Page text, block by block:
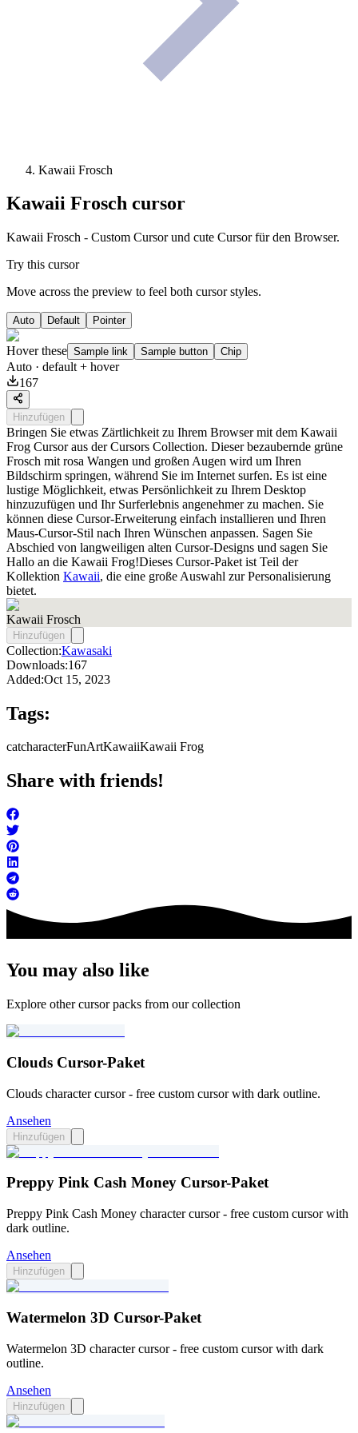
Kawaii Frosch
Kawaii Frosch cursor
Kawaii Frosch - Custom Cursor und cute Cursor für den Browser.
Try this cursor
Move across the preview to feel both cursor styles.
Auto Default Pointer
Hover these Sample link Sample button Chip
Auto · default + hover
167
Hinzufügen
Bringen Sie etwas Zärtlichkeit zu Ihrem Browser mit dem Kawaii
Frog Cursor aus der Cursors Collection. Dieser bezaubernde grüne
Frosch mit rosa Wangen und großen Augen wird um Ihren
Bildschirm springen, während Sie im Internet surfen. Es ist eine
lustige Möglichkeit, etwas Persönlichkeit zu Ihrem Desktop
hinzuzufügen und Ihr Surferlebnis angenehmer zu machen. Sie
können diese Cursor-Erweiterung einfach installieren und Ihren
Maus-Cursor-Stil nach Ihren Wünschen anpassen. Sagen Sie
Abschied von langweiligen alten Cursor-Designs und sagen Sie
Hallo an die Kawaii Frog!Dieses Cursor-Paket ist Teil der
Kollektion Kawaii, die eine große Auswahl zur Personalisierung
bietet.
Kawaii Frosch
Hinzufügen
Collection:Kawasaki
Downloads:167
Added:Oct 15, 2023
Tags:
catcharacterFunArtKawaiiKawaii Frog
Share with friends!
You may also like
Explore other cursor packs from our collection
Clouds Cursor-Paket
Clouds character cursor - free custom cursor with dark outline.
Ansehen
Hinzufügen
Preppy Pink Cash Money Cursor-Paket
Preppy Pink Cash Money character cursor - free custom cursor with
dark outline.
Ansehen
Hinzufügen
Watermelon 3D Cursor-Paket
Watermelon 3D character cursor - free custom cursor with dark
outline.
Ansehen
Hinzufügen